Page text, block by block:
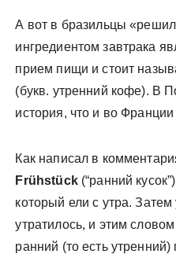
А вот в бразильцы
ингредиентом завтрака
прием пищи и стоит
(букв. утренний кофе). В
история, что и во
Как написал в
Frühstück(“ранний
который ели с утра.
утратилось, и этим
ранний (то есть